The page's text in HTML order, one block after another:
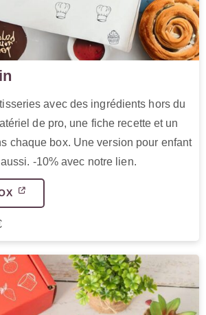
avec des ingrédients hors du
de pro, une fiche recette et un
chaque box. Une version pour enfant
-10% avec notre lien.